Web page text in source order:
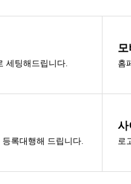
세팅해드립니다. 홈
록대행해 드립니다.
사
로